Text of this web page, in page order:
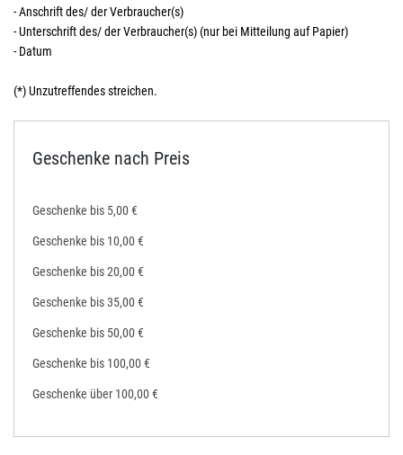
- Anschrift des/ der Verbraucher(s)
- Unterschrift des/ der Verbraucher(s) (nur bei Mitteilung auf Papier)
- Datum
(*) Unzutreffendes streichen.
Geschenke nach Preis
Geschenke bis 5,00 €
Geschenke bis 10,00 €
Geschenke bis 20,00 €
Geschenke bis 35,00 €
Geschenke bis 50,00 €
Geschenke bis 100,00 €
Geschenke über 100,00 €